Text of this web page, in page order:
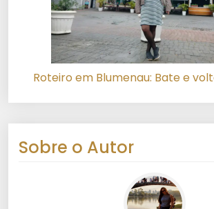
Roteiro em Blumenau: Bate e
Sobre o Autor